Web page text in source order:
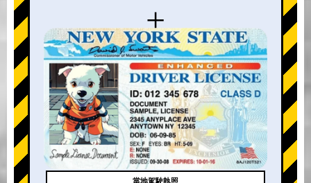
+
當地駕駛執照